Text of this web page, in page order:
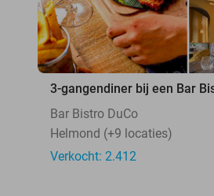
3-gangendiner bij een Bar
Bar Bistro DuCo
Helmond (+9 locaties)
Verkocht: 2.412